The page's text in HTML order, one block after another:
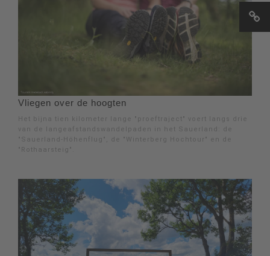
Vliegen over de hoogten
Het bijna tien kilometer lange "proeftraject" voert langs drie
van de langeafstandswandelpaden in het Sauerland: de
"Sauerland-Höhenflug", de "Winterberg Hochtour" en de
"Rothaarsteig".